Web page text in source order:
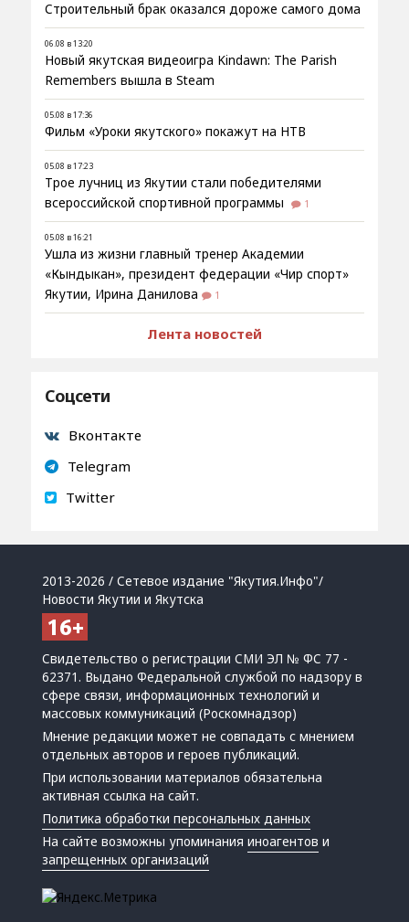
Строительный брак оказался дороже самого дома
06.08 в 13:20
Новый якутская видеоигра Kindawn: The Parish
Remembers вышла в Steam
05.08 в 17:36
Фильм «Уроки якутского» покажут на НТВ
05.08 в 17:23
Трое лучниц из Якутии стали победителями
всероссийской спортивной программы
1
05.08 в 16:21
Ушла из жизни главный тренер Академии
«Кындыкан», президент федерации «Чир спорт»
Якутии, Ирина Данилова
1
Лента новостей
Соцсети
Вконтакте
Telegram
Twitter
2013-2026 / Сетевое издание "Якутия.Инфо"/
Новости Якутии и Якутска
Свидетельство о регистрации СМИ ЭЛ № ФС 77 -
62371. Выдано Федеральной службой по надзору в
сфере связи, информационных технологий и
массовых коммуникаций (Роскомнадзор)
Мнение редакции может не совпадать с мнением
отдельных авторов и героев публикаций.
При использовании материалов обязательна
активная ссылка на сайт.
Политика обработки персональных данных
На сайте возможны упоминанияиноагентов и
запрещенных организаций